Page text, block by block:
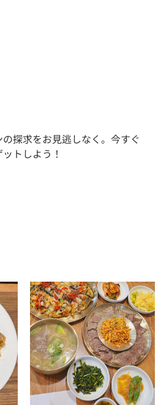
探求をお見逃しなく。今すぐ
トしよう！